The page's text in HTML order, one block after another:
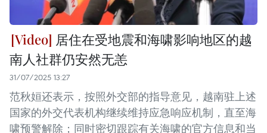
居住在受地震和海啸影响地区的越
南人社群仍安然无恙
31/07/2025 13:27
范秋姮还表示，按照外交部的指导意见，越南驻上述
国家的外交代表机构继续维持应急响应机制，直至海
啸预警解除；同时密切跟踪有关海啸的官方信息和当